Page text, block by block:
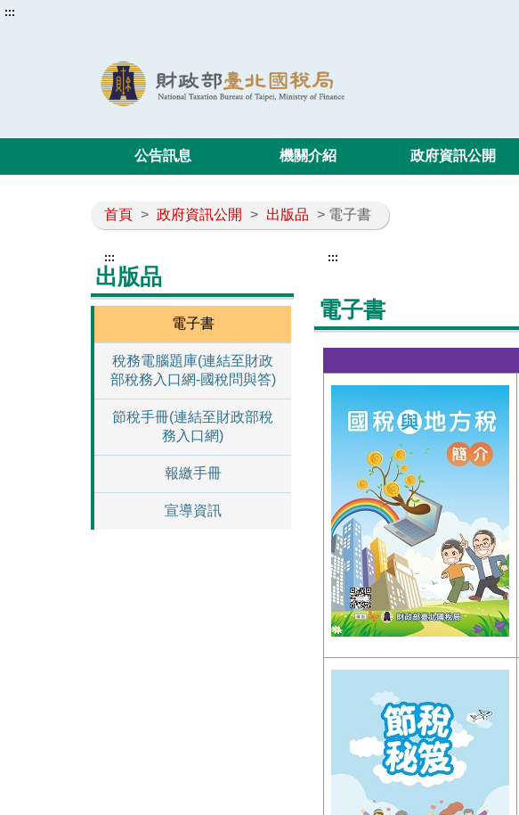
:::
公告訊息 機關介紹 政府資訊公開
首頁 > 政府資訊公開 > 出版品 > 電子書
:::
出版品
電子書
稅務電腦題庫(連結至財政
部稅務入口網-國稅問與答)
節稅手冊(連結至財政部稅
務入口網)
報繳手冊
宣導資訊
:::
電子書